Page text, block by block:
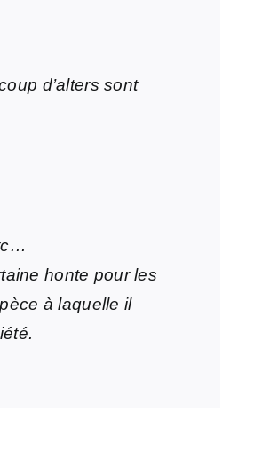
d’alters sont
honte pour les
à laquelle il